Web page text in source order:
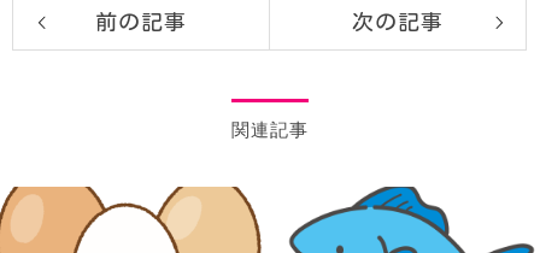
前の記事 次の記事
関連記事